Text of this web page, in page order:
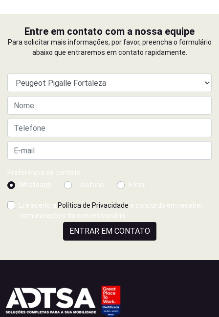
Entre em contato com a nossa equipe
Para solicitar mais informações, por favor, preencha o formulário
abaixo que entraremos em contato rapidamente.
Preferência de contato:
Whatsapp
Telefone Email
Li e aceito a Política de Privacidade e concordo em receber
comunicações da concessionária.
ENTRAR EM CONTATO